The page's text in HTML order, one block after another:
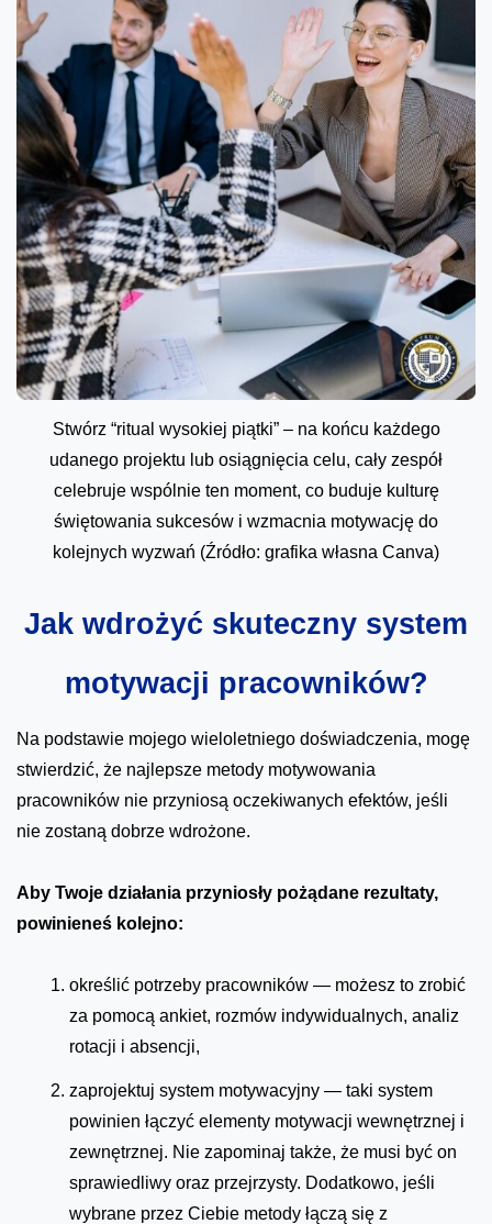
Stwórz “ritual wysokiej piątki” – na końcu każdego
udanego projektu lub osiągnięcia celu, cały zespół
celebruje wspólnie ten moment, co buduje kulturę
świętowania sukcesów i wzmacnia motywację do
kolejnych wyzwań (Źródło: grafika własna Canva)
Jak wdrożyć skuteczny system
motywacji pracowników?
Na podstawie mojego wieloletniego doświadczenia, mogę
stwierdzić, że najlepsze metody motywowania
pracowników nie przyniosą oczekiwanych efektów, jeśli
nie zostaną dobrze wdrożone.
Aby Twoje działania przyniosły pożądane rezultaty,
powinieneś kolejno:
określić potrzeby pracowników — możesz to zrobić
za pomocą ankiet, rozmów indywidualnych, analiz
rotacji i absencji,
zaprojektuj system motywacyjny — taki system
powinien łączyć elementy motywacji wewnętrznej i
zewnętrznej. Nie zapominaj także, że musi być on
sprawiedliwy oraz przejrzysty. Dodatkowo, jeśli
wybrane przez Ciebie metody łączą się z